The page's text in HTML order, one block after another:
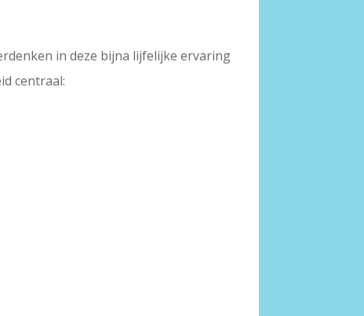
in deze bijna lijfelijke ervaring
centraal: